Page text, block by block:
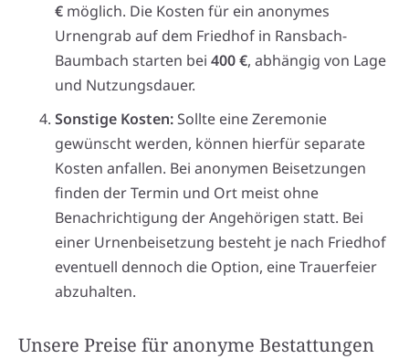
€ möglich. Die Kosten für ein anonymes
Urnengrab auf dem Friedhof in Ransbach-
Baumbach starten bei 400 €, abhängig von Lage
und Nutzungsdauer.
Sonstige Kosten:Sollte eine Zeremonie
gewünscht werden, können hierfür separate
Kosten anfallen. Bei anonymen Beisetzungen
finden der Termin und Ort meist ohne
Benachrichtigung der Angehörigen statt. Bei
einer Urnenbeisetzung besteht je nach Friedhof
eventuell dennoch die Option, eine Trauerfeier
abzuhalten.
Unsere Preise für anonyme Bestattungen